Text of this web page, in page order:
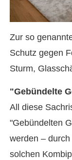
Zur so
Schutz gegen
Sturm,
"Gebündelte
All diese
"Gebündelten
werden –
solchen